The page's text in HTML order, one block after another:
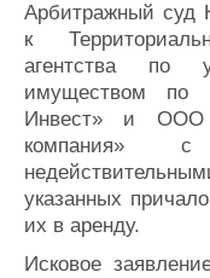
Арбитражный суд
к
агентства по
имуществом по
Инвест» и ООО
компания» с
указанных
их в аренду.
Исковое